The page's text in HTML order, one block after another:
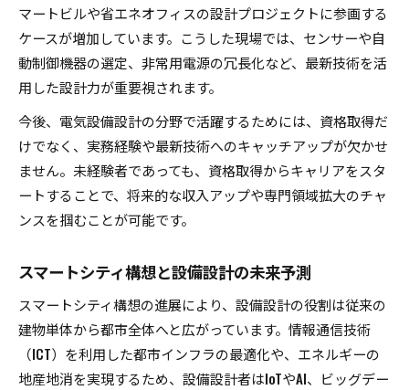
マートビルや省エネオフィスの設計プロジェクトに参画する
ケースが増加しています。こうした現場では、センサーや自
動制御機器の選定、非常用電源の冗長化など、最新技術を活
用した設計力が重要視されます。
今後、電気設備設計の分野で活躍するためには、資格取得だ
けでなく、実務経験や最新技術へのキャッチアップが欠かせ
ません。未経験者であっても、資格取得からキャリアをスタ
ートすることで、将来的な収入アップや専門領域拡大のチャ
ンスを掴むことが可能です。
スマートシティ構想と設備設計の未来予測
スマートシティ構想の進展により、設備設計の役割は従来の
建物単体から都市全体へと広がっています。情報通信技術
（ICT）を利用した都市インフラの最適化や、エネルギーの
地産地消を実現するため、設備設計者はIoTやAI、ビッグデー